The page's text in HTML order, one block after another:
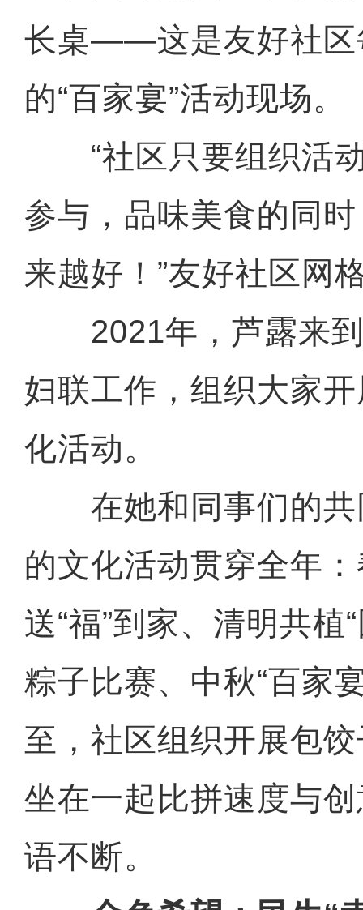
长桌——这是友好社区
的“百家宴”活动现场。
“社区只要组织活动
参与，品味美食的同
来越好！”友好社区网
2021年，芦露来到
妇联工作，组织大家
化活动。
在她和同事们的共
的文化活动贯穿全年
送“福”到家、清明共植
粽子比赛、中秋“百家
至，社区组织开展包
坐在一起比拼速度与
语不断。